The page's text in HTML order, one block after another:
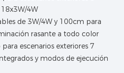
4W
y modos de ejecución